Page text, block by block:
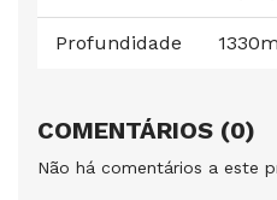
Profundidade
COMENTÁRIOS (0)
Não há comentários a este